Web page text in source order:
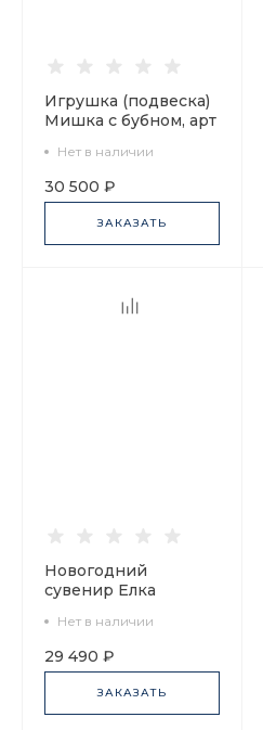
Игрушка (подвеска)
Мишка с бубном, арт
Нет в наличии
30 500 ₽
ЗАКАЗАТЬ
Новогодний
сувенир Елка
60.16392.00.1
Нет в наличии
29 490 ₽
ЗАКАЗАТЬ